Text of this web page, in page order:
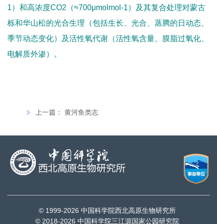
1）和高浓度CO2 （≈700μmolmol-1）及其复合处理对蒙古
栎和华山松的光合生理（包括生长、光合、蒸腾的日动态、
季节动态变化）及活性氧代谢（活性氧含量、膜脂过氧化、
电解质外渗）。
上一篇： 黄河鱼类志
© 1999-2026 中国科学院西北高原生物研究所
© 2018-2026 中国科学院三江源国家公园研究院